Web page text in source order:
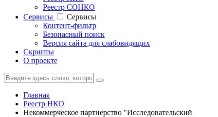
Реестр СОНКО
Cервисы
Cервисы
Контент-фильтр
Безопасный поиск
Версия сайта для слабовидящих
Скрипты
О проекте
Главная
Реестр НКО
Некоммерческое партнерство "Исследовательский